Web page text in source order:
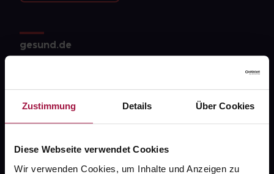
Zustimmung Details Über Cookies
Diese Webseite verwendet Cookies
Wir verwenden Cookies, um Inhalte und Anzeigen zu
gesund.de